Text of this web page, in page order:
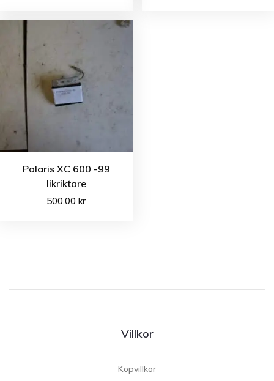
Polaris XC 600 -99
likriktare
500.00kr
Villkor
Köpvillkor